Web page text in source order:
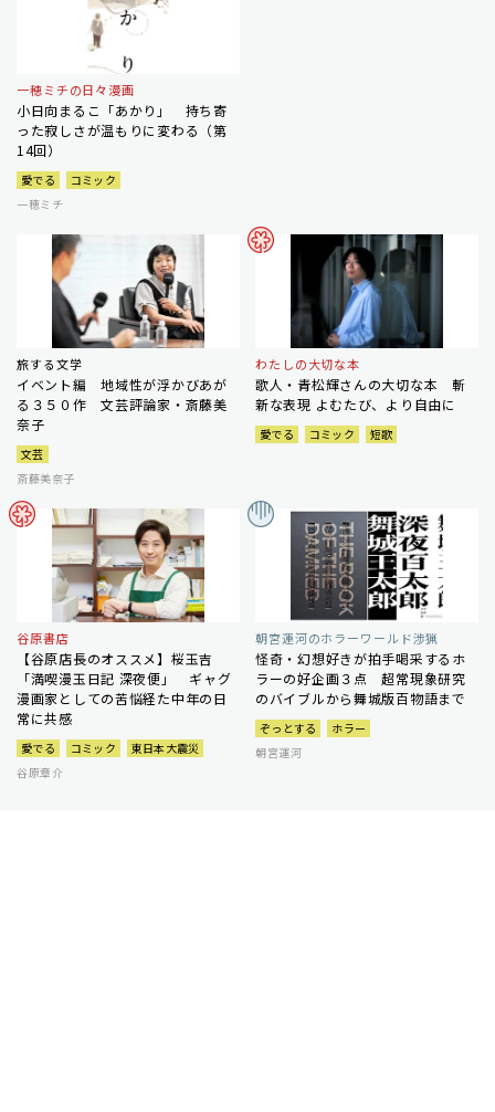
一穂ミチの日々漫画
小日向まるこ「あかり」 持ち寄
った寂しさが温もりに変わる（第
14回）
愛でる
コミック
一穂ミチ
旅する文学
イベント編 地域性が浮かびあが
る３５０作 文芸評論家・斎藤美
奈子
文芸
斎藤美奈子
わたしの大切な本
歌人・青松輝さんの大切な本 斬
新な表現 よむたび、より自由に
愛でる コミック 短歌
谷原書店
【谷原店長のオススメ】桜玉吉
「満喫漫玉日記 深夜便」 ギャグ
漫画家としての苦悩経た中年の日
常に共感
愛でる コミック
東日本大震災
谷原章介
朝宮運河のホラーワールド渉猟
怪奇・幻想好きが拍手喝采するホ
ラーの好企画３点 超常現象研究
のバイブルから舞城版百物語まで
ぞっとする
ホラー
朝宮運河